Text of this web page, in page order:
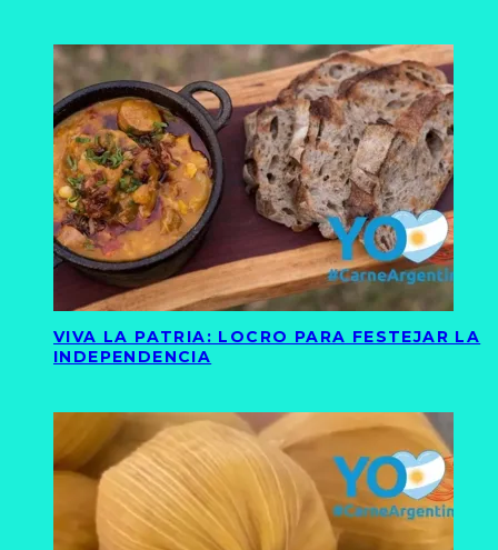
VIVA LA PATRIA: LOCRO PARA FESTEJAR LA
INDEPENDENCIA